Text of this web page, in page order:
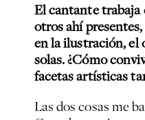
El cantante
otros ahí
en la ilustración, el
solas. ¿Cómo
facetas artísticas
Las dos cosas me